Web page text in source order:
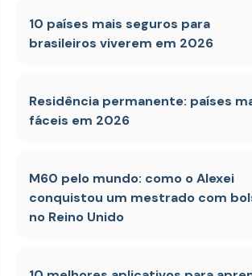
10 países mais seguros para
brasileiros viverem em 2026
Residência permanente: países
fáceis em 2026
M60 pelo mundo: como o Alexei
conquistou um mestrado com
no Reino Unido